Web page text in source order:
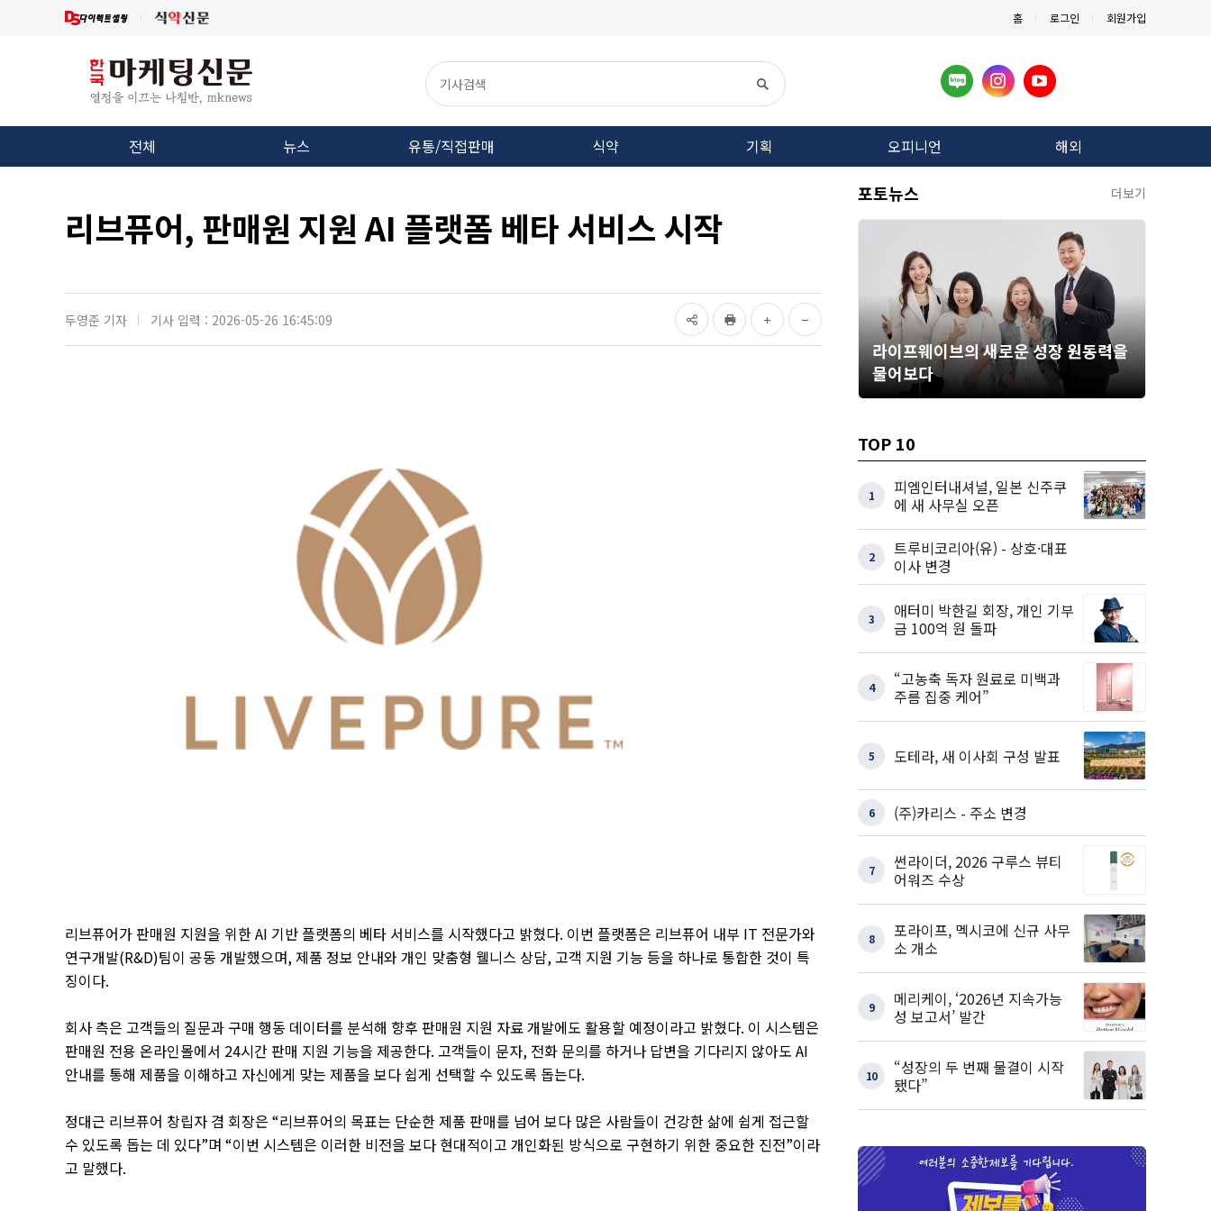
홈 로그인 회원가입
전체 뉴스 유통/직접판매 식약 기획 오피니언 해외
리브퓨어, 판매원 지원 AI 플랫폼 베타 서비스 시작
두영준 기자 기사 입력 : 2026-05-26 16:45:09
리브퓨어가 판매원 지원을 위한AI 기반 플랫폼의 베타 서비스를 시작했다고 밝혔다. 이번 플랫폼은 리브퓨어 내부 IT 전문가와
연구개발(R&D)팀이 공동 개발했으며,제품 정보 안내와 개인 맞춤형 웰니스 상담,고객 지원 기능 등을 하나로 통합한 것이 특
징이다.
회사 측은 고객들의 질문과 구매 행동 데이터를 분석해 향후 판매원 지원 자료 개발에도 활용할 예정이라고 밝혔다. 이 시스템은
판매원 전용 온라인몰에서 24시간 판매 지원 기능을 제공한다. 고객들이 문자, 전화 문의를 하거나 답변을 기다리지 않아도 AI
안내를 통해 제품을 이해하고 자신에게 맞는 제품을 보다 쉽게 선택할 수 있도록 돕는다.
정대근 리브퓨어 창립자 겸 회장은 “리브퓨어의 목표는 단순한 제품 판매를 넘어 보다 많은 사람들이 건강한 삶에 쉽게 접근할
수 있도록 돕는 데 있다”며 “이번 시스템은 이러한 비전을 보다 현대적이고 개인화된 방식으로 구현하기 위한 중요한 진전”이라
고 말했다.
포토뉴스 더보기
라이프웨이브의 새로운 성장 원동력을
물어보다
TOP 10
1
피엠인터내셔널, 일본 신주쿠
에 새 사무실 오픈
2
트루비코리아(유) - 상호·대표
이사 변경
3
애터미 박한길 회장, 개인 기부
금 100억 원 돌파
4
“고농축 독자 원료로 미백과
주름 집중 케어”
5 도테라, 새 이사회 구성 발표
6 (주)카리스 - 주소 변경
7
썬라이더, 2026 구루스 뷰티
어워즈 수상
8
포라이프, 멕시코에 신규 사무
소 개소
9
메리케이, ‘2026년 지속가능
성 보고서’ 발간
10
“성장의 두 번째 물결이 시작
됐다”